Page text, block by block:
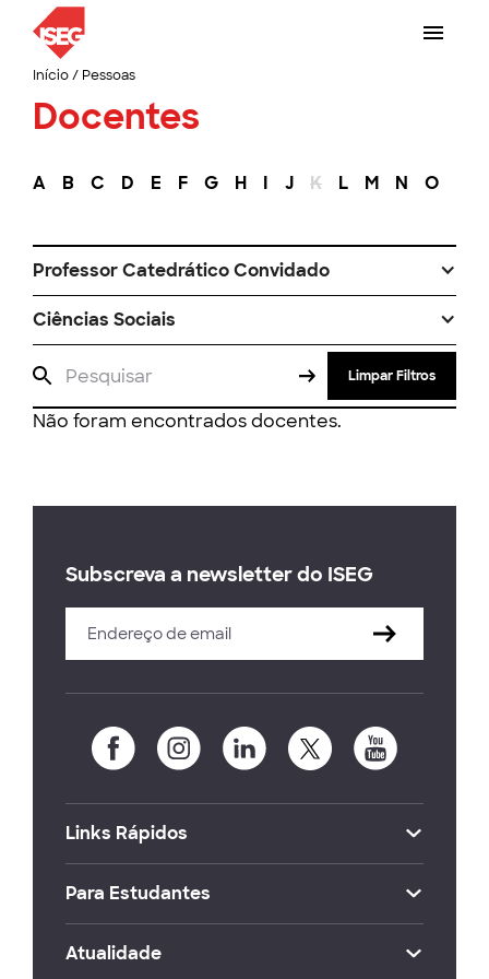
Início/ Pessoas
Docentes
A B C D E F G H I J K L M N O
Professor Catedrático Convidado
Ciências Sociais
Limpar Filtros
Não foram encontrados docentes.
Subscreva a newsletter do ISEG
Links Rápidos
Para Estudantes
Atualidade